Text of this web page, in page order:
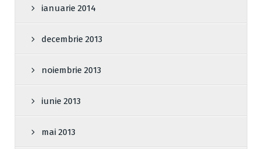
ianuarie 2014
decembrie 2013
noiembrie 2013
iunie 2013
mai 2013